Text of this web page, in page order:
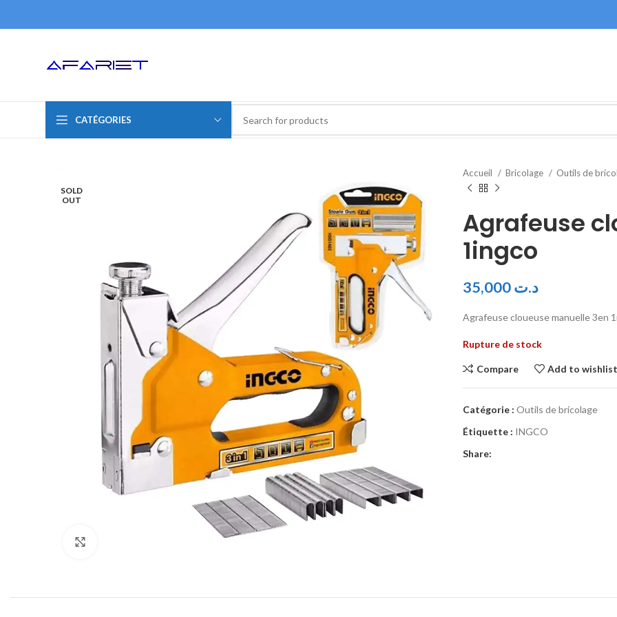
CATÉGORIES
SOLD
OUT
Accueil Bricolage Outils de
Agrafeuse
1ingco
د.ت
Agrafeuse cloueuse manuelle 3en
Rupture de stock
Compare Add to wishlist
Catégorie : Outils de bricolage
Étiquette : INGCO
Share: